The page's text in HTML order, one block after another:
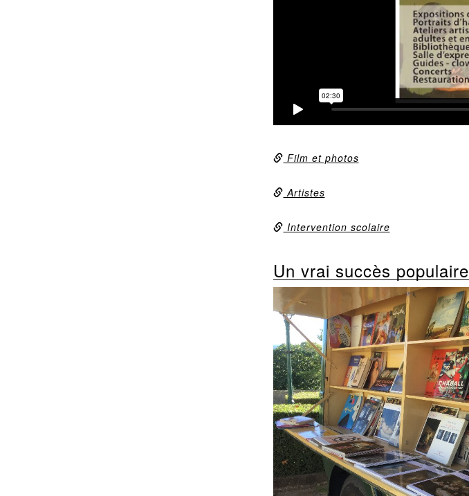
Film et photos
Artistes
Intervention scolaire
Un vrai succès populaire